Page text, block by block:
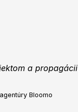
a
Bloomo